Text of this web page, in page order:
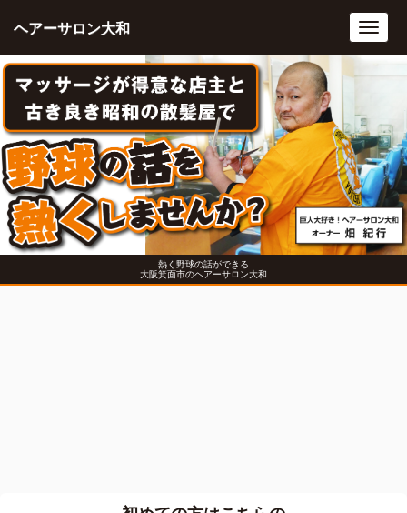
熱く野球の話ができる
大阪箕面市のヘアーサロン大和
ヘアーサロン大和